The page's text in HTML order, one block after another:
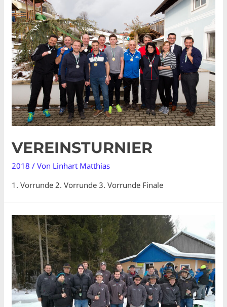
VEREINSTURNIER
2018 / Von Linhart Matthias
1. Vorrunde 2. Vorrunde 3. Vorrunde Finale